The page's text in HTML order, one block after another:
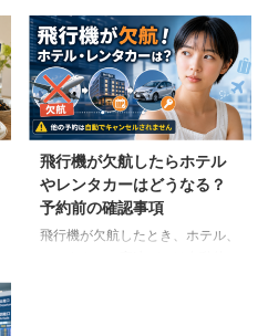
力や好み、食事制限、保存方法に
配慮しながら、和菓子、スープ、
ご飯のお供、やわらか食などの候
補をわかりやすく解説します。
飛行機が欠航したらホテル
やレンタカーはどうなる？
予約前の確認事項
飛行機が欠航したとき、ホテル、